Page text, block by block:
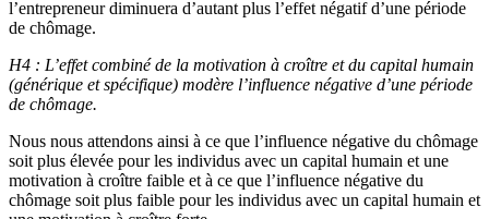
l’entrepreneur diminuera d’autant plus l’effet négatif d’une période
de chômage.
H4 : L’effet combiné de la motivation à croître et du capital humain
(générique et spécifique) modère l’influence négative d’une période
de chômage.
Nous nous attendons ainsi à ce que l’influence négative du chômage
soit plus élevée pour les individus avec un capital humain et une
motivation à croître faible et à ce que l’influence négative du
chômage soit plus faible pour les individus avec un capital humain et